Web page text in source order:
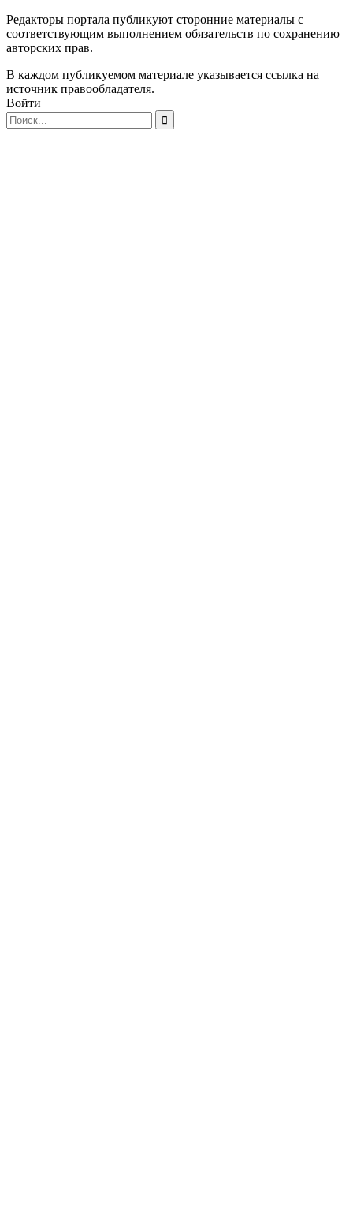
Редакторы портала публикуют сторонние материалы с
соответствующим выполнением обязательств по сохранению
авторских прав.
В каждом публикуемом материале указывается ссылка на
источник правообладателя.
Войти